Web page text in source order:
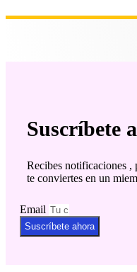
Suscríbete
Recibes notificaciones ,
te conviertes en un
Email
Suscríbete ahora